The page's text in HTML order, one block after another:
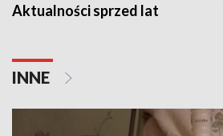
Aktualności sprzed lat
INNE